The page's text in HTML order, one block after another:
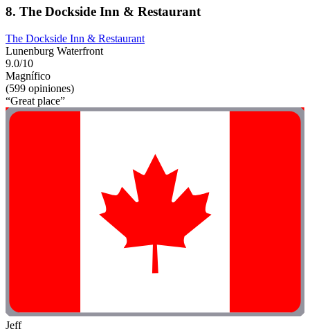
8. The Dockside Inn & Restaurant
The Dockside Inn & Restaurant
Lunenburg Waterfront
9.0/10
Magnífico
(599 opiniones)
“Great place”
Jeff